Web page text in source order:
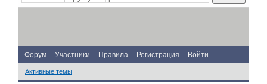
Форум Участники Правила Регистрация Войти
Активные темы